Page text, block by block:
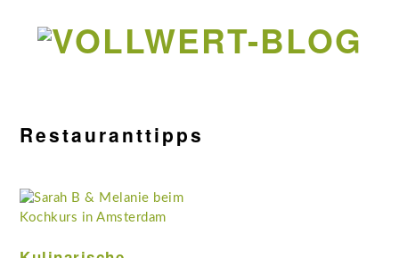
Hauptnavigation
Seitenspalte
Fußzeile
Restauranttipps